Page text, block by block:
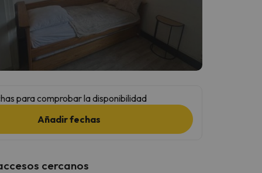
para comprobar la disponibilidad
Añadir fechas
cercanos